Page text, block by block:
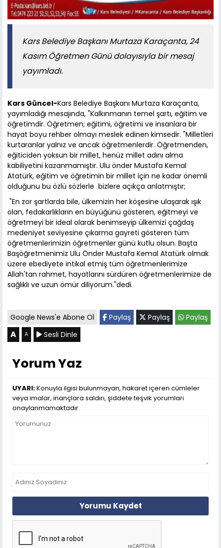
Kars Belediye Başkanı Murtaza Karaçanta, 24
Kasım Öğretmen Günü dolayısıyla bir mesaj
yayımladı.
Kars Güncel-Kars Belediye Başkanı Murtaza Karaçanta,
yayımladığı mesajında, "Kalkınmanın temel şartı, eğitim ve
öğretimdir. Öğretmen; eğitimi, öğretimi ve insanlara bir
hayat boyu rehber olmayı meslek edinen kimsedir. "Milletleri
kurtaranlar yalnız ve ancak öğretmenlerdir. Öğretmenden,
eğiticiden yoksun bir millet, henüz millet adını alma
kabiliyetini kazanmamıştır. Ulu önder Mustafa Kemal
Atatürk, eğitim ve öğretimin bir millet için ne kadar önemli
olduğunu bu özlü sözlerle bizlere açıkça anlatmıştır;
"En zor şartlarda bile, ülkemizin her köşesine ulaşarak ışık
olan, fedakarlıkların en büyüğünü gösteren, eğitmeyi ve
öğretmeyi bir ideal olarak benimseyip ülkemizi çağdaş
medeniyet seviyesine çıkarma gayreti gösteren tüm
öğretmenlerimizin öğretmenler günü kutlu olsun. Başta
Başöğretmenimiz Ulu Önder Mustafa Kemal Atatürk olmak
üzere ebediyete intikal etmiş tüm öğretmenlerimize
Allah'tan rahmet, hayatlarını sürdüren öğretmenlerimize de
sağlıklı ve uzun ömür diliyorum."dedi.
Google News'e Abone Ol Paylaş Paylaş Paylaş
A A Sesli Dinle
Yorum Yaz
UYARI:Konuyla ilgisi bulunmayan, hakaret içeren cümleler
veya imalar, inançlara saldırı, şiddete teşvik yorumları
onaylanmamaktadır.
Yorumu Kaydet